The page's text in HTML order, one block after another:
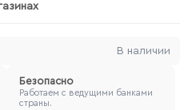
В наличии
Безопасно
Работаем с ведущими банками
страны.